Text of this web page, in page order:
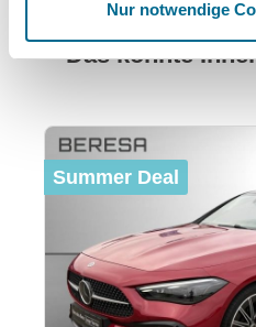
Nur notwendige
Das könnte
Summer Deal